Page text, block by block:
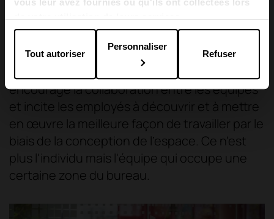
de votre utilisation de leurs services.
Tout autoriser
Personnaliser
Refuser
Travail basé sur l'activité
Il s'agit d'une évolution du travail agile, mais
qui se concentre sur l'activité réalisée. Il
encourage la collaboration entre les équipes
et incite les employés à découvrir et à mettre
en œuvre la meilleure façon de travailler par le
biais de la conception de l'espace. Ce n'est
plus l'individu mais l'équipe qui occupe une
certaine zone du bureau.